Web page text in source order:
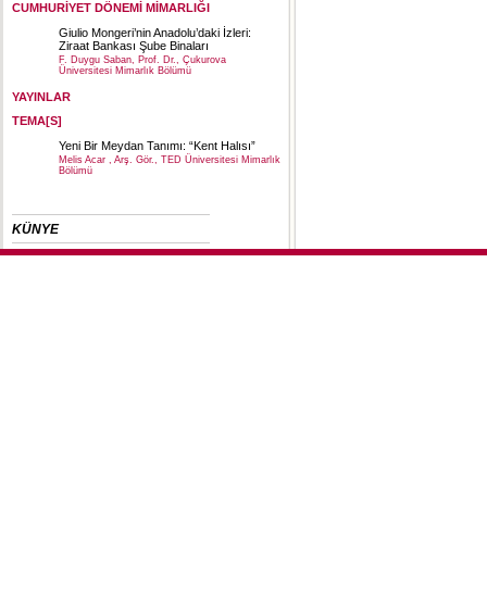
CUMHURİYET DÖNEMİ MİMARLIĞI
Giulio Mongeri’nin Anadolu’daki İzleri:
Ziraat Bankası Şube Binaları
F. Duygu Saban, Prof. Dr., Çukurova
Üniversitesi Mimarlık Bölümü
YAYINLAR
TEMA[S]
Yeni Bir Meydan Tanımı: “Kent Halısı”
Melis Acar , Arş. Gör., TED Üniversitesi Mimarlık
Bölümü
KÜNYE